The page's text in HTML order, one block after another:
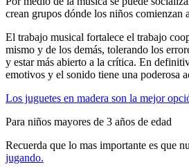
crean grupos dónde los niños comienzan
El trabajo musical fortalece el trabajo
mismo y de los demás, tolerando los
y estar más abierto a la crítica. En
emotivos y el sonido tiene una poderosa
Los juguetes en madera son la mejor
Para niños mayores de 3 años de edad
Recuerda que lo mas importante es que
jugando.